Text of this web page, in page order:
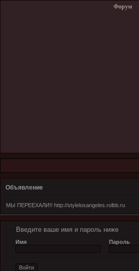
Форум
Объявление
МЫ ПЕРЕЕХАЛИ!! http://stylelosangeles.rolbb.ru
Введите ваше имя и пароль ниже
Имя Пароль